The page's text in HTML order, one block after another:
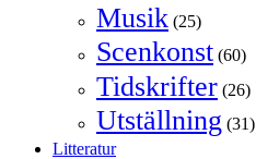
Musik (25)
Scenkonst (60)
Tidskrifter (26)
Utställning (31)
Litteratur